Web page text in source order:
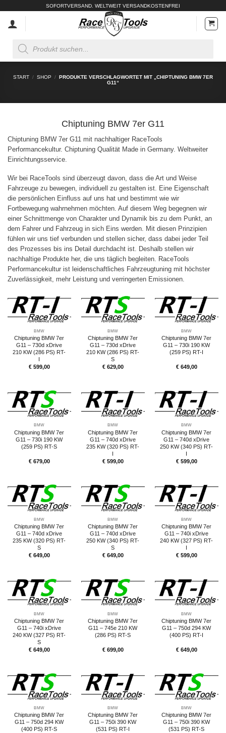
springen
SOFORTVERSAND. WELTWEIT VERSANDKOSTENFREI
search
START / SHOP / PRODUKTE VERSCHLAGWORTET MIT „CHIPTUNING BMW 7ER
G11“
Chiptuning BMW 7er G11
Chiptuning BMW 7er G11 mit nachhaltiger RaceTools
Performancekultur. Chiptuning Qualität Made in Germany. Weltweiter
Einrichtungsservice.
Wir bei RaceTools sind überzeugt davon, dass die Art und Weise
Fahrzeuge zu bewegen, individuell zu gestalten ist. Eine Eigenschaft
die persönlichen Einfluss auf uns hat und bestimmt wie wir
Fortbewegung wahrnehmen möchten. Auf diesem Weg begegnen wir
einer Schnittmenge von Charakter und Dynamik bis zu dem Punkt, an
dem Fahrer und Fahrzeug in sich Eins werden. Mit diesen Prinzipien
fühlen wir uns tief verbunden und stellen sicher, dass dabei jeder Teil
des Prozesses bis ins Detail durchdacht ist. Deshalb stellen wir
nachhaltige Produkte her, die uns täglich begleiten. RaceTools
Performancekultur ist leidenschaftliches Fahrzeugtuning mit höchster
Zuverlässigkeit, mehr Leistung und verringerten Emissionen.
BMW
Chiptuning BMW 7er
G11 – 730d xDrive
210 KW (286 PS) RT-
I
€599,00
BMW
Chiptuning BMW 7er
G11 – 730d xDrive
210 KW (286 PS) RT-
S
€629,00
BMW
Chiptuning BMW 7er
G11 – 730i 190 KW
(259 PS) RT-I
€649,00
BMW
Chiptuning BMW 7er
G11 – 730i 190 KW
(259 PS) RT-S
€679,00
BMW
Chiptuning BMW 7er
G11 – 740d xDrive
235 KW (320 PS) RT-
I
€599,00
BMW
Chiptuning BMW 7er
G11 – 740d xDrive
250 KW (340 PS) RT-
I
€599,00
BMW
Chiptuning BMW 7er
G11 – 740d xDrive
235 KW (320 PS) RT-
S
€649,00
BMW
Chiptuning BMW 7er
G11 – 740d xDrive
250 KW (340 PS) RT-
S
€649,00
BMW
Chiptuning BMW 7er
G11 – 740i xDrive
240 KW (327 PS) RT-
€599,00
BMW
Chiptuning BMW 7er
G11 – 740i xDrive
240 KW (327 PS) RT-
S
€649,00
BMW
Chiptuning BMW 7er
G11 – 745e 210 KW
(286 PS) RT-S
€699,00
BMW
Chiptuning BMW 7er
G11 – 750d 294 KW
(400 PS) RT-I
€649,00
BMW
Chiptuning BMW 7er
G11 – 750d 294 KW
(400 PS) RT-S
BMW
Chiptuning BMW 7er
G11 – 750i 390 KW
(531 PS) RT-I
BMW
Chiptuning BMW 7er
G11 – 750i 390 KW
(531 PS) RT-S